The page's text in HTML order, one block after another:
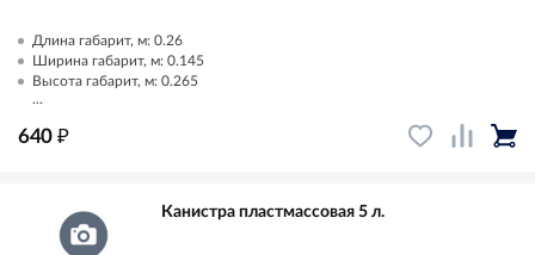
Длина габарит, м: 0.26
Ширина габарит, м: 0.145
Высота габарит, м: 0.265
...
640 ₽
Канистра пластмассовая 5 л.